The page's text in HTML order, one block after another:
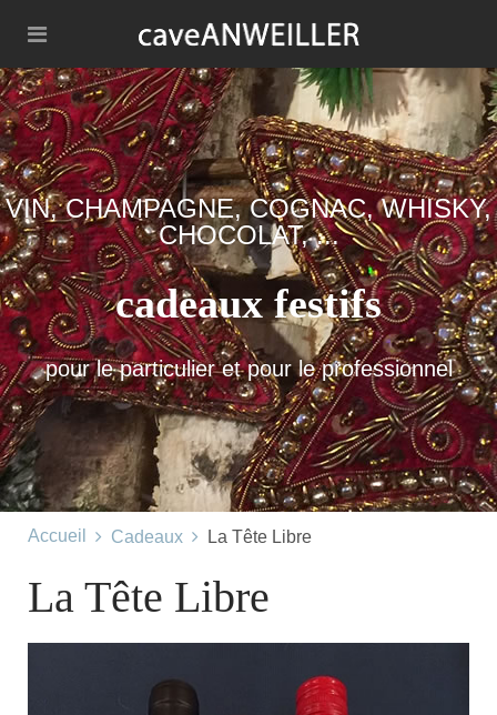
VIN, CHAMPAGNE, COGNAC, WHISKY,
CHOCOLAT, ...
cadeaux festifs
pour le particulier et pour le professionnel
Accueil Cadeaux La Tête Libre
La Tête Libre